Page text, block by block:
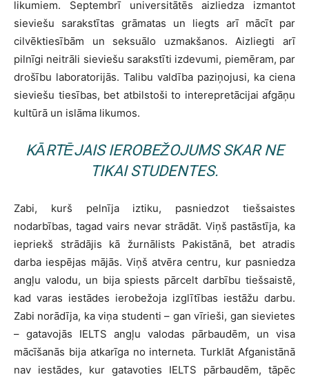
likumiem. Septembrī universitātēs aizliedza izmantot
sieviešu sarakstītas grāmatas un liegts arī mācīt par
cilvēktiesībām un seksuālo uzmakšanos. Aizliegti arī
pilnīgi neitrāli sieviešu sarakstīti izdevumi, piemēram, par
drošību laboratorijās. Talibu valdība paziņojusi, ka ciena
sieviešu tiesības, bet atbilstoši to interepretācijai afgāņu
kultūrā un islāma likumos.
KĀRTĒJAIS IEROBEŽOJUMS SKAR NE
TIKAI STUDENTES.
Zabi, kurš pelnīja iztiku, pasniedzot tiešsaistes
nodarbības, tagad vairs nevar strādāt. Viņš pastāstīja, ka
iepriekš strādājis kā žurnālists Pakistānā, bet atradis
darba iespējas mājās. Viņš atvēra centru, kur pasniedza
angļu valodu, un bija spiests pārcelt darbību tiešsaistē,
kad varas iestādes ierobežoja izglītības iestāžu darbu.
Zabi norādīja, ka viņa studenti – gan vīrieši, gan sievietes
– gatavojās IELTS angļu valodas pārbaudēm, un visa
mācīšanās bija atkarīga no interneta. Turklāt Afganistānā
nav iestādes, kur gatavoties IELTS pārbaudēm, tāpēc